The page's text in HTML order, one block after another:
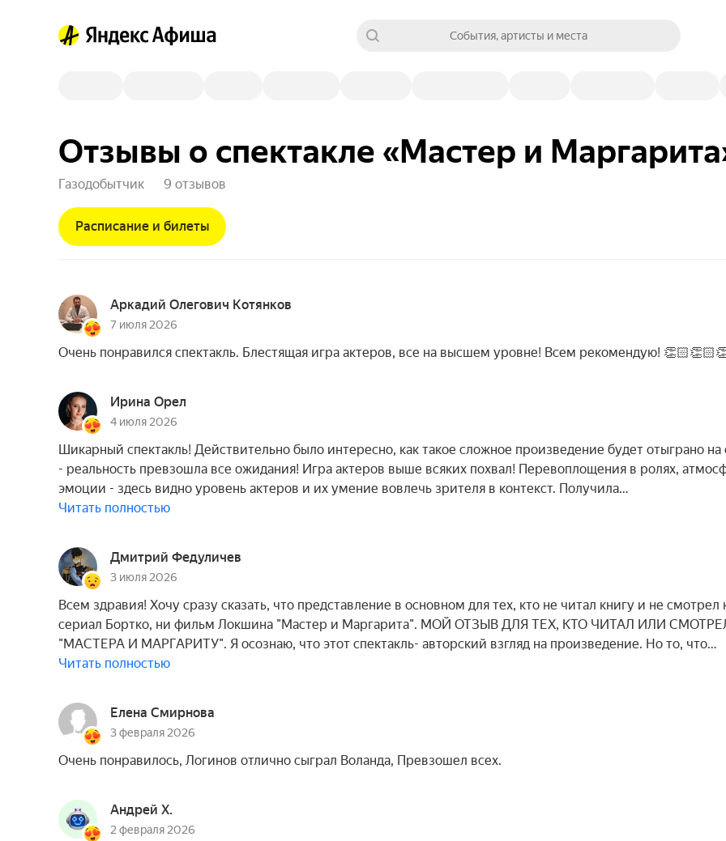
События, артисты и места
Отзывы о спектакле «Мастер и
Газодобытчик 9 отзывов
Расписание и билеты
Аркадий Олегович Котянков
7 июля 2026
Очень понравился спектакль. Блестящая игра актеров, все на высшем уровне! Всем рекомендую!
Ирина Орел
4 июля 2026
Шикарный спектакль! Действительно было интересно, как такое сложное произведение будет отыграно на
- реальность превзошла все ожидания! Игра актеров выше всяких похвал! Перевоплощения в ролях,
эмоции - здесь видно уровень актеров и их умение вовлечь зрителя в контекст. Получила…
Читать полностью
Дмитрий Федуличев
3 июля 2026
Всем здравия! Хочу сразу сказать, что представление в основном для тех, кто не читал книгу и не смотрел
сериал Бортко, ни фильм Локшина "Мастер и Маргарита". МОЙ ОТЗЫВ ДЛЯ ТЕХ, КТО ЧИТАЛ ИЛИ
"МАСТЕРА И МАРГАРИТУ". Я осознаю, что этот спектакль- авторский взгляд на произведение. Но то, что…
Читать полностью
Елена Смирнова
3 февраля 2026
Очень понравилось, Логинов отлично сыграл Воланда, Превзошел всех.
Андрей Х.
2 февраля 2026